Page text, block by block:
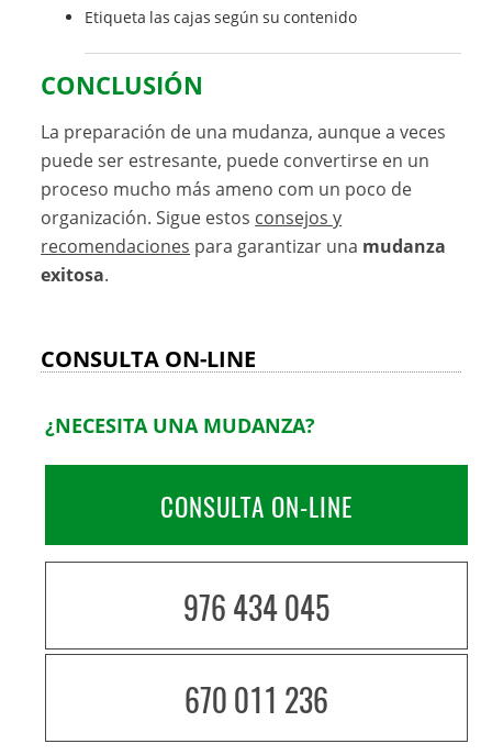
Etiqueta las cajas según su contenido
CONCLUSIÓN
La preparación de una mudanza, aunque a veces
puede ser estresante, puede convertirse en un
proceso mucho más ameno com un poco de
organización. Sigue estos consejos y
recomendaciones para garantizar una mudanza
exitosa.
CONSULTA ON-LINE
¿NECESITA UNA MUDANZA?
CONSULTA ON-LINE
976 434 045
670 011 236